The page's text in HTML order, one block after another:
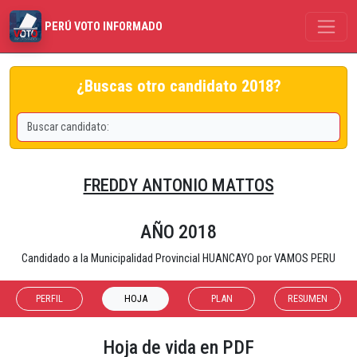
PERÚ VOTO INFORMADO
¿Buscas otro candidato 2018?
FREDDY ANTONIO MATTOS
AÑO 2018
Candidado a la Municipalidad Provincial HUANCAYO por VAMOS PERU
PERFIL HOJA PLAN RESUMEN
Hoja de vida en PDF